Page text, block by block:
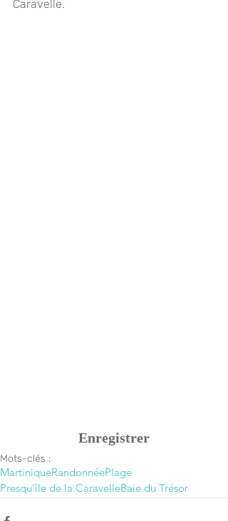
Caravelle.
Enregistrer
Mots-clés :
MartiniqueRandonnéePlage
Presqu'île de la CaravelleBaie du Trésor